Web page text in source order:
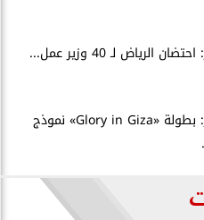
الرياض لـ 40 وزير عمل...
سامر شقير: بطولة «Glory in Giza» نموذج